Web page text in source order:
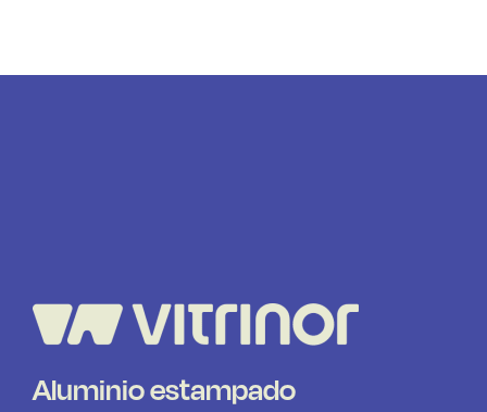
Aluminio estampado